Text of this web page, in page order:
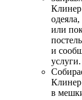
Клинер
или
и
услуги.
в